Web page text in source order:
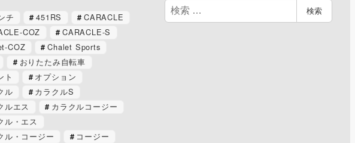
チ 451RS
CARACLE
COZ
CARACLE-S
COZ
Chalet Sports
おりたたみ自転車
ト
オプション
ル
カラクルS
ルエス
カラクルコージー
ル・エス
ル・コージー
コージー
検
索
検索